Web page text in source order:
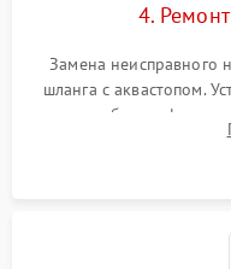
4.
Замена неисправного
шланга с аквастопом.
патрубках и
управления,